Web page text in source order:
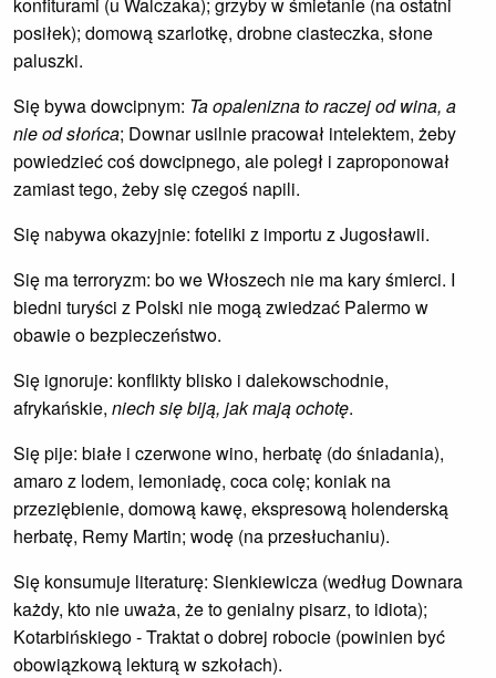
posiłek); domową szarlotkę, drobne ciasteczka, słone
paluszki.
Się bywa dowcipnym: Ta opalenizna to raczej od wina, a
nie od słońca; Downar usilnie pracował intelektem, żeby
powiedzieć coś dowcipnego, ale poległ i zaproponował
zamiast tego, żeby się czegoś napili.
Się nabywa okazyjnie: foteliki z importu z Jugosławii.
Się ma terroryzm: bo we Włoszech nie ma kary śmierci. I
biedni turyści z Polski nie mogą zwiedzać Palermo w
obawie o bezpieczeństwo.
Się ignoruje: konflikty blisko i dalekowschodnie,
afrykańskie, niech się biją, jak mają ochotę.
Się pije: białe i czerwone wino, herbatę (do śniadania),
amaro z lodem, lemoniadę, coca colę; koniak na
przeziębienie, domową kawę, ekspresową holenderską
herbatę, Remy Martin; wodę (na przesłuchaniu).
Się konsumuje literaturę: Sienkiewicza (według Downara
każdy, kto nie uważa, że to genialny pisarz, to idiota);
Kotarbińskiego - Traktat o dobrej robocie (powinien być
obowiązkową lekturą w szkołach).